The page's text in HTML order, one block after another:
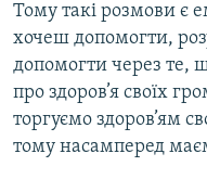
Тому такі розмови є
хочеш допомогти,
допомогти через те,
про здоров’я своїх
торгуємо здоров’ям
тому насамперед